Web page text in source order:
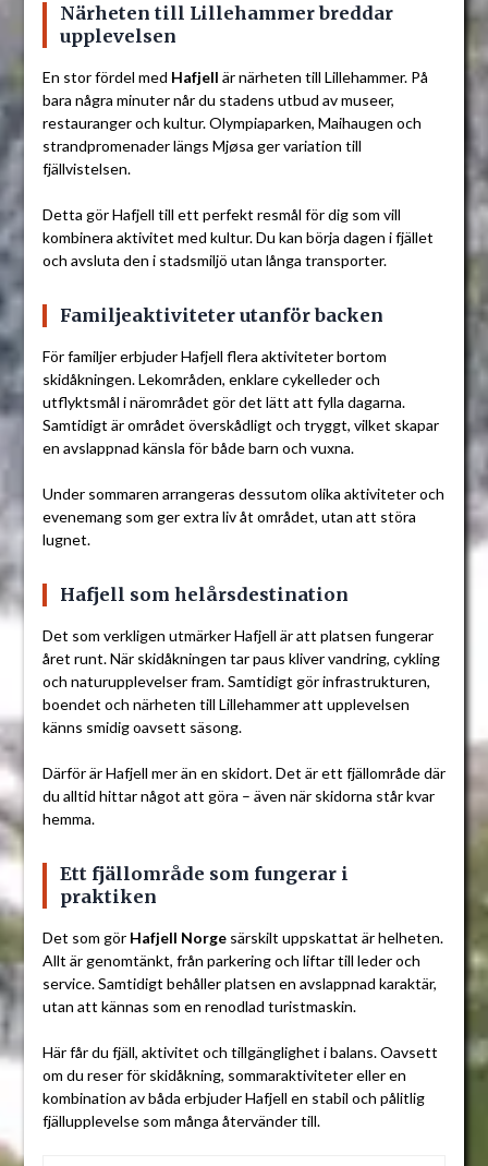
Närheten till Lillehammer breddar
upplevelsen
En stor fördel med Hafjell är närheten till Lillehammer. På
bara några minuter når du stadens utbud av museer,
restauranger och kultur. Olympiaparken, Maihaugen och
strandpromenader längs Mjøsa ger variation till
fjällvistelsen.
Detta gör Hafjell till ett perfekt resmål för dig som vill
kombinera aktivitet med kultur. Du kan börja dagen i fjället
och avsluta den i stadsmiljö utan långa transporter.
Familjeaktiviteter utanför backen
För familjer erbjuder Hafjell flera aktiviteter bortom
skidåkningen. Lekområden, enklare cykelleder och
utflyktsmål i närområdet gör det lätt att fylla dagarna.
Samtidigt är området överskådligt och tryggt, vilket skapar
en avslappnad känsla för både barn och vuxna.
Under sommaren arrangeras dessutom olika aktiviteter och
evenemang som ger extra liv åt området, utan att störa
lugnet.
Hafjell som helårsdestination
Det som verkligen utmärker Hafjell är att platsen fungerar
året runt. När skidåkningen tar paus kliver vandring, cykling
och naturupplevelser fram. Samtidigt gör infrastrukturen,
boendet och närheten till Lillehammer att upplevelsen
känns smidig oavsett säsong.
Därför är Hafjell mer än en skidort. Det är ett fjällområde där
du alltid hittar något att göra – även när skidorna står kvar
hemma.
Ett fjällområde som fungerar i
praktiken
Det som gör Hafjell Norgesärskilt uppskattat är helheten.
Allt är genomtänkt, från parkering och liftar till leder och
service. Samtidigt behåller platsen en avslappnad karaktär,
utan att kännas som en renodlad turistmaskin.
Här får du fjäll, aktivitet och tillgänglighet i balans. Oavsett
om du reser för skidåkning, sommaraktiviteter eller en
kombination av båda erbjuder Hafjell en stabil och pålitlig
fjällupplevelse som många återvänder till.